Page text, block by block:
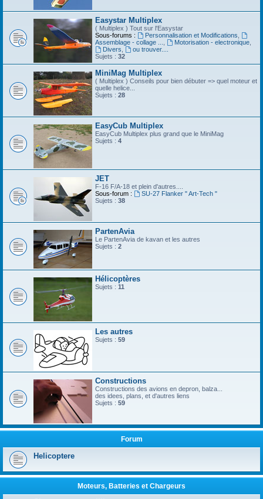
Easystar Multiplex
( Multiplex ) Tout sur l'Easystar
Sous-forums :
Personnalisation et Modifications
Assemblage - collage ...
Motorisation - electronique,
Divers
ou trouver....
Sujets : 32
MiniMag Multiplex
( Multiplex ) Conseils pour bien débuter => quel moteur et
quelle helice...
Sujets : 28
EasyCub Multiplex
EasyCub Multiplex plus grand que le MiniMag
Sujets : 4
JET
F-16 F/A-18 et plein d'autres....
Sous-forum :
SU-27 Flanker " Art-Tech "
Sujets : 38
PartenAvia
Le PartenAvia de kavan et les autres
Sujets : 2
Hélicoptères
Sujets : 11
Les autres
Sujets : 59
Constructions
Constructions des avions en depron, balza...
des idees, plans, et d'autres liens
Sujets : 59
Forum
Helicoptere
Moteurs, Batteries et Chargeurs